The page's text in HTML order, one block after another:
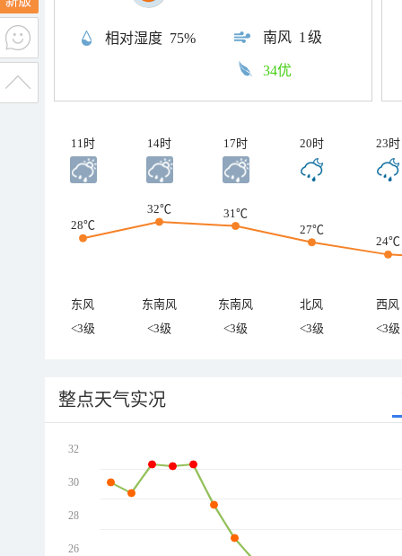
相对湿度 75% 南风 1级
34优
11时 14时 17时 20时 23时
28℃
32℃
31℃
27℃
24℃
东风 东南风 东南风 北风
西风
<3级
<3级 <3级 <3级 <3级
整点天气实况
32
30
28
26